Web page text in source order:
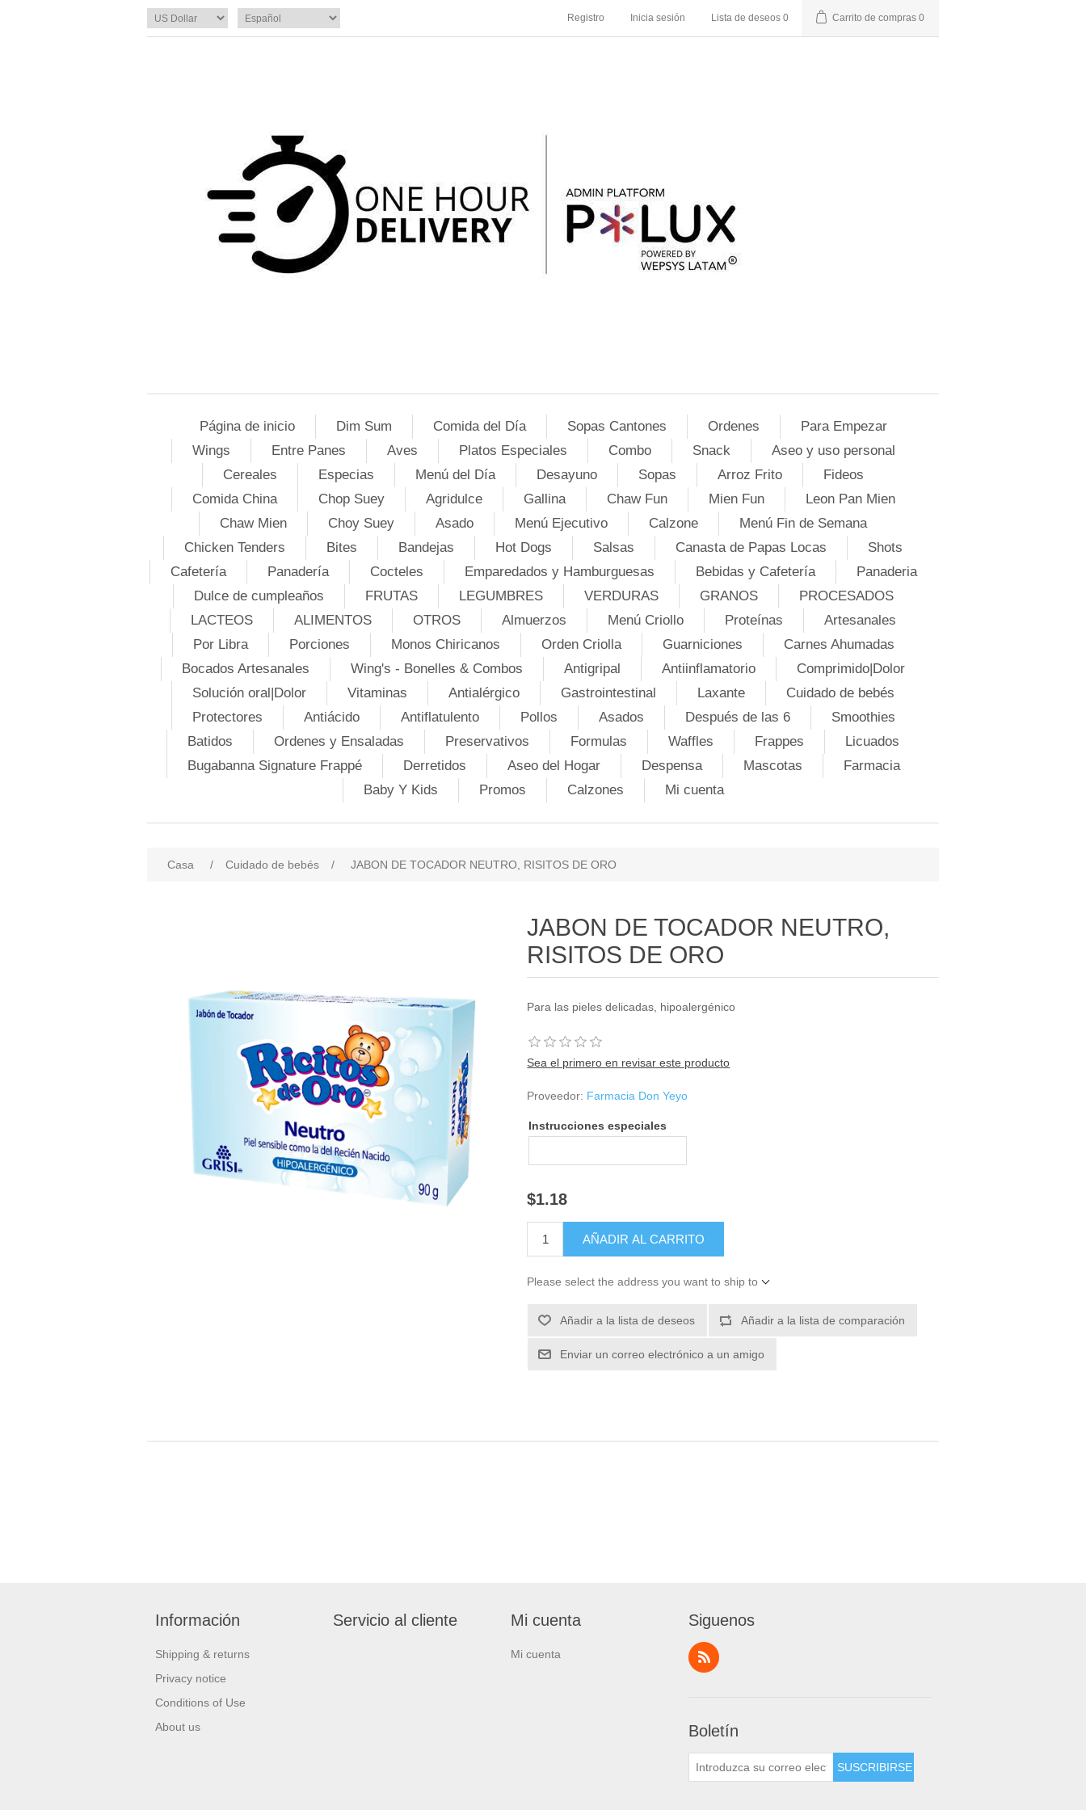
Registro Inicia sesión Lista de deseos 0 Carrito de compras 0
Página de inicio Dim Sum Comida del Día Sopas Cantones Ordenes
Para Empezar
Wings
Entre Panes Aves Platos Especiales Combo Snack
Aseo y uso personal
Cereales
Especias Menú del Día Desayuno Sopas Arroz Frito
Fideos
Comida China
Chop Suey Agridulce Gallina Chaw Fun Mien Fun
Leon Pan Mien
Chaw Mien
Choy Suey Asado Menú Ejecutivo Calzone
Menú Fin de Semana
Chicken Tenders
Bites Bandejas Hot Dogs Salsas Canasta de Papas Locas
Shots
Cafetería
Panadería Cocteles Emparedados y Hamburguesas Bebidas y Cafetería
Panaderia
Dulce de cumpleaños
FRUTAS LEGUMBRES VERDURAS GRANOS
PROCESADOS
LACTEOS
ALIMENTOS OTROS Almuerzos Menú Criollo Proteínas
Artesanales
Por Libra
Porciones Monos Chiricanos Orden Criolla Guarniciones
Carnes Ahumadas
Bocados Artesanales
Wing's - Bonelles & Combos Antigripal Antiinflamatorio
Comprimido|Dolor
Solución oral|Dolor
Vitaminas Antialérgico Gastrointestinal Laxante
Cuidado de bebés
Protectores
Antiácido Antiflatulento Pollos Asados Después de las 6
Smoothies
Batidos
Ordenes y Ensaladas Preservativos Formulas Waffles Frappes
Licuados
Bugabanna Signature Frappé
Derretidos Aseo del Hogar Despensa Mascotas
Farmacia
Baby Y Kids
Promos Calzones Mi cuenta
Casa / Cuidado de bebés / JABON DE TOCADOR NEUTRO, RISITOS DE ORO
JABON DE TOCADOR NEUTRO,
RISITOS DE ORO
Para las pieles delicadas, hipoalergénico
Sea el primero en revisar este producto
Proveedor: Farmacia Don Yeyo
Instrucciones especiales
$1.18
Please select the address you want to ship to
Información
Shipping & returns
Privacy notice
Conditions of Use
About us
Servicio al cliente Mi cuenta
Mi cuenta
Siguenos
Boletín